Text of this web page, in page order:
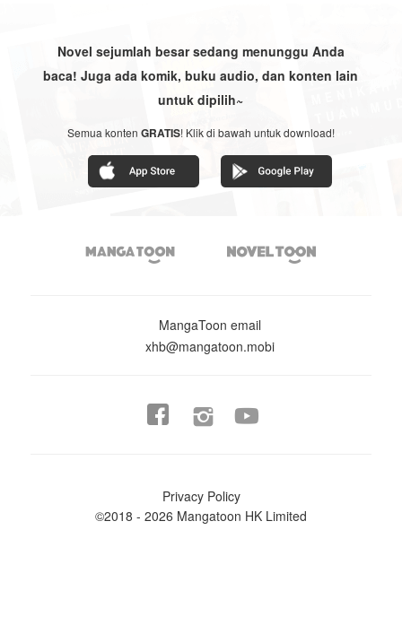
Novel sejumlah besar sedang menunggu Anda
baca! Juga ada komik, buku audio, dan konten lain
untuk dipilih~
Semua konten GRATIS! Klik di bawah untuk download!
 
MangaToon email
xhb@mangatoon.mobi
 
Privacy Policy
©2018 - 2026 Mangatoon HK Limited